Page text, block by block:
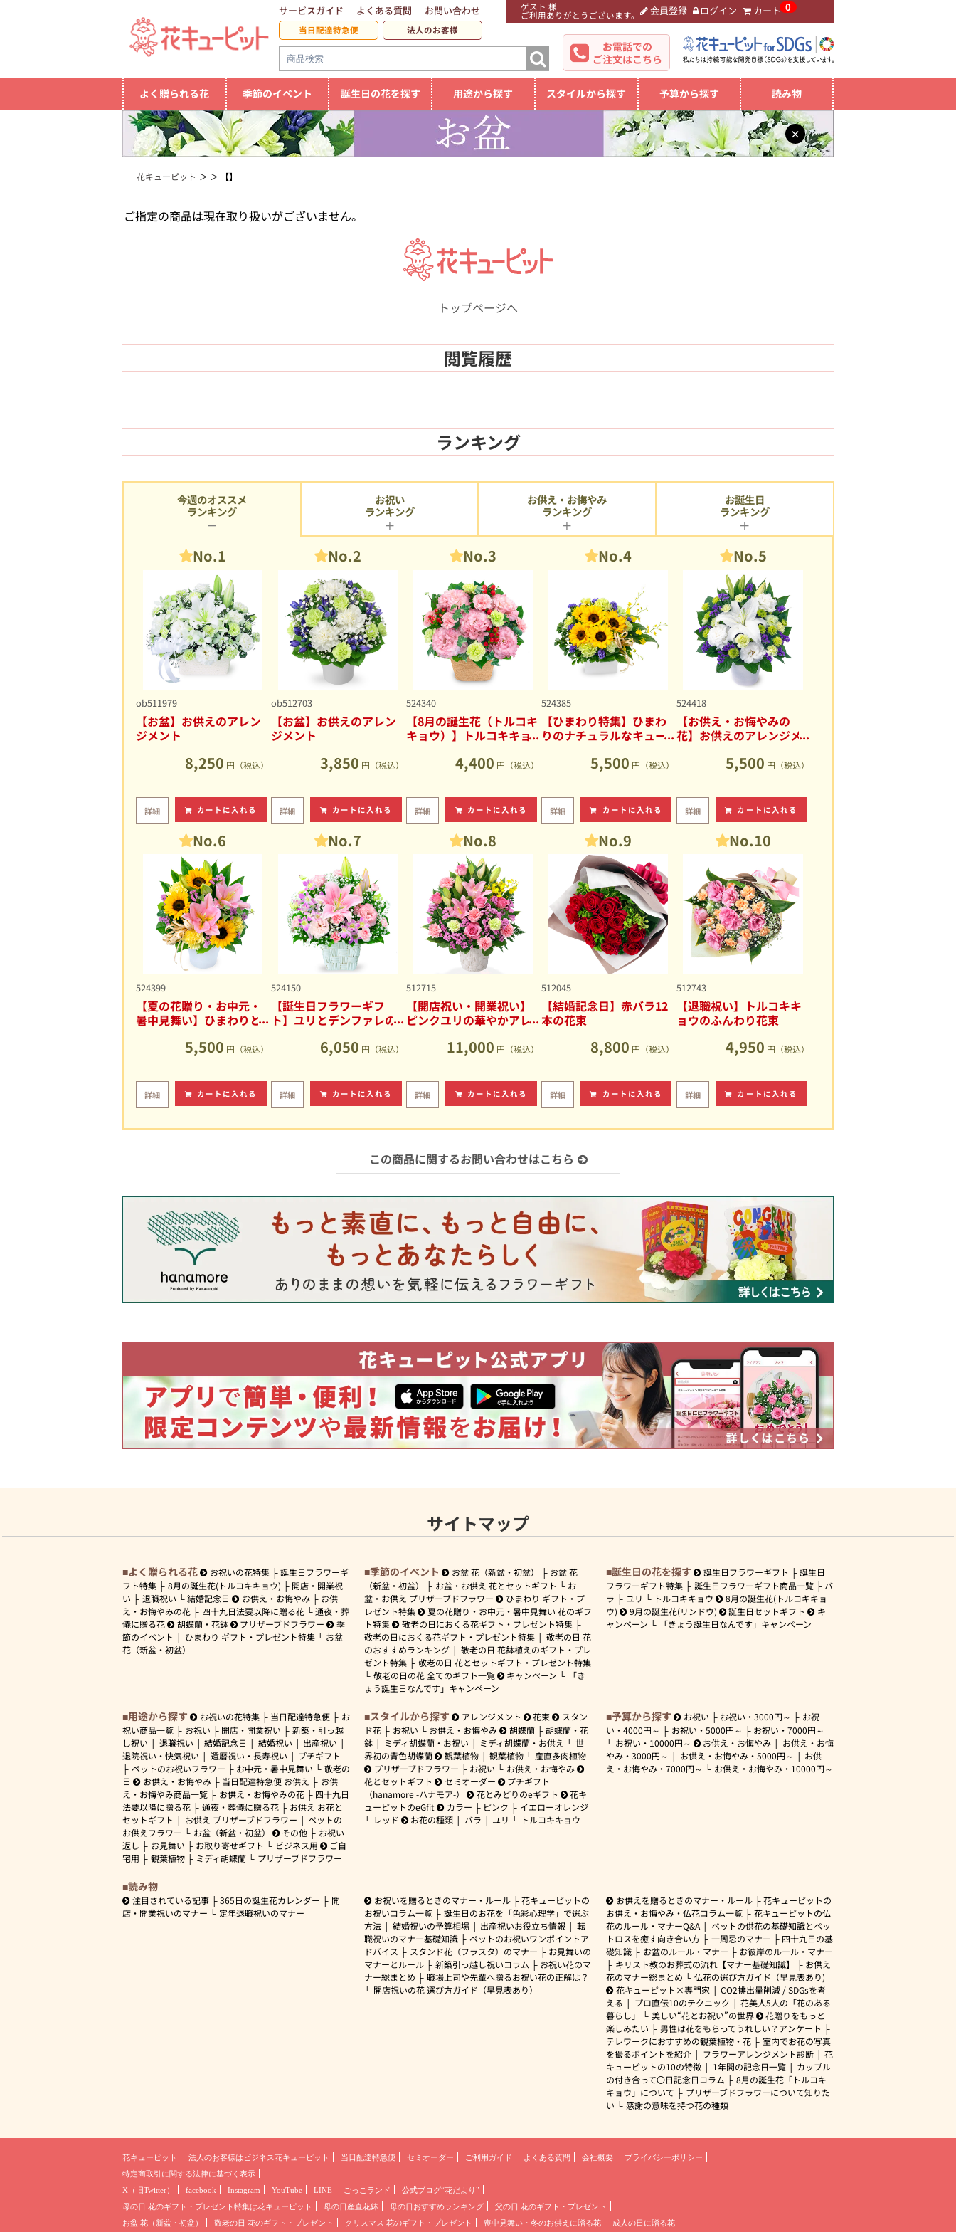
ゲスト 様
ご利用ありがとうございます。 会員登録 ログイン カート 0
サービスガイド よくある質問 お問い合わせ
当日配達特急便 法人のお客様
お電話での
ご注文はこちら
よく贈られる花 季節のイベント 誕生日の花を探す 用途から探す スタイルから探す 予算から探す 読み物
×
花キューピット 【】
ご指定の商品は現在取り扱いがございません。
トップページへ
閲覧履歴
ランキング
今週のオススメ
ランキング
No.1
ob511979
【お盆】お供えのアレン
ジメント
8,250 円（税込）
詳細 カートに入れる
No.2
ob512703
【お盆】お供えのアレン
ジメント
3,850 円（税込）
詳細 カートに入れる
No.3
524340
【8月の誕生花（トルコキ
キョウ）】トルコキキョ
4,400 円（税込）
詳細 カートに入れる
No.4
524385
【ひまわり特集】ひまわ
りのナチュラルなキュー
5,500 円（税込）
詳細 カートに入れる
No.5
524418
【お供え・お悔やみの
花】お供えのアレンジメ
5,500 円（税込）
詳細 カートに入れる
No.6
524399
【夏の花贈り・お中元・
暑中見舞い】ひまわりと
5,500 円（税込）
詳細 カートに入れる
No.7
524150
【誕生日フラワーギフ
ト】ユリとデンファレの
6,050 円（税込）
詳細 カートに入れる
No.8
512715
【開店祝い・開業祝い】
ピンクユリの華やかアレ
11,000 円（税込）
詳細 カートに入れる
No.9
512045
【結婚記念日】赤バラ12
本の花束
8,800 円（税込）
詳細 カートに入れる
No.10
512743
【退職祝い】トルコキキ
ョウのふんわり花束
4,950 円（税込）
詳細 カートに入れる
お祝い
ランキング
お供え・お悔やみ
ランキング
お誕生日
ランキング
この商品に関するお問い合わせはこちら
サイトマップ
よく贈られる花 お祝いの花特集
誕生日フラワーギ
フト特集
8月の誕生花(トルコキキョウ)
開店・開業祝
い
退職祝い 結婚記念日 お供え・お悔やみ
お供
え・お悔やみの花
四十九日法要以降に贈る花
通夜・葬
儀に贈る花
胡蝶蘭・花鉢 プリザーブドフラワー
季
節のイベント
ひまわり ギフト・プレゼント特集
お盆
花（新盆・初盆）
季節のイベント お盆 花（新盆・初盆）
お盆 花
（新盆・初盆）
お盆・お供え 花とセットギフト
お
盆・お供え プリザーブドフラワー
ひまわり ギフト・プ
レゼント特集
夏の花贈り・お中元・暑中見舞い 花のギフ
ト特集
敬老の日におくる花ギフト・プレゼント特集
敬老の日におくる花ギフト・プレゼント特集
敬老の日 花
のおすすめランキング
敬老の日 花鉢植えのギフト・プレ
ゼント特集
敬老の日 花とセットギフト・プレゼント特集
敬老の日の花 全てのギフト一覧
キャンペーン
「き
ょう誕生日なんです」キャンペーン
誕生日の花を探す 誕生日フラワーギフト
誕生日
フラワーギフト特集
誕生日フラワーギフト商品一覧
バ
ラ
ユリ トルコキキョウ
8月の誕生花(トルコキキョ
ウ)
9月の誕生花(リンドウ) 誕生日セットギフト
キ
ャンペーン
「きょう誕生日なんです」キャンペーン
用途から探す お祝いの花特集 当日配達特急便
お
祝い商品一覧
お祝い 開店・開業祝い
新築・引っ越
し祝い
退職祝い 結婚記念日 結婚祝い
出産祝い
退院祝い・快気祝い
還暦祝い・長寿祝い
プチギフト
ペットのお祝いフラワー
お中元・暑中見舞い
敬老の
日
お供え・お悔やみ 当日配達特急便 お供え
お供
え・お悔やみ商品一覧
お供え・お悔やみの花
四十九日
法要以降に贈る花
通夜・葬儀に贈る花
お供え お花と
セットギフト
お供え プリザーブドフラワー
ペットの
お供えフラワー
お盆（新盆・初盆） その他
お祝い
返し
お見舞い お取り寄せギフト ビジネス用
ご自
宅用
観葉植物 ミディ胡蝶蘭 プリザーブドフラワー
スタイルから探す アレンジメント 花束
スタン
ド花
お祝い お供え・お悔やみ 胡蝶蘭
胡蝶蘭・花
鉢
ミディ胡蝶蘭・お祝い ミディ胡蝶蘭・お供え
世
界初の青色胡蝶蘭
観葉植物 観葉植物
産直多肉植物
プリザーブドフラワー
お祝い
お供え・お悔やみ
花とセットギフト
セミオーダー
プチギフト
（hanamore -ハナモア-）
花とみどりのeギフト
花キ
ューピットのeGfit
カラー ピンク
イエローオレンジ
レッド
お花の種類 バラ ユリ トルコキキョウ
予算から探す お祝い お祝い・3000円～
お祝
い・ 4000円～ お祝い・ 5000円～ お祝い・7000円～
お祝い・ 10000円～ お供え・お悔やみ
お供え・お悔
やみ・ 3000円～ お供え・お悔やみ・ 5000円～
お供
え・お悔やみ・ 7000円～ お供え・お悔やみ・ 10000円～
読み物
注目されている記事 365日の誕生花カレンダー
開
店・開業祝いのマナー
定年退職祝いのマナー
お祝いを贈るときのマナー・ルール
花キューピットの
お祝いコラム一覧
誕生日のお花を「色彩心理学」で選ぶ
方法
結婚祝いの予算相場 出産祝いお役立ち情報
転
職祝いのマナー基礎知識
ペットのお祝いワンポイントア
ドバイス
スタンド花（フラスタ）のマナー
お見舞いの
マナーとルール
新築引っ越し祝いコラム
お祝い花のマ
ナー総まとめ
職場上司や先輩へ贈るお祝い花の正解は？
開店祝いの花 選び方ガイド（早見表あり）
お供えを贈るときのマナー・ルール
花キューピットの
お供え・お悔やみ・仏花コラム一覧
花キューピットの仏
花のルール・マナーQ&A
ペットの供花の基礎知識とペッ
トロスを癒す向き合い方
一周忌のマナー
四十九日の基
礎知識
お盆のルール・マナー
お彼岸のルール・マナー
キリスト教のお葬式の流れ【マナー基礎知識】
お供え
花のマナー総まとめ
仏花の選び方ガイド（早見表あり)
花キューピット×専門家
CO2排出量削減 / SDGsを考
える
プロ直伝10のテクニック
花美人5人の「花のある
暮らし」
美しい“花とお祝い”の世界
花贈りをもっと
楽しみたい
男性は花をもらってうれしい？アンケート
テレワークにおすすめの観葉植物・花
室内でお花の写真
を撮るポイントを紹介
フラワーアレンジメント診断
花
キューピットの10の特徴
1年間の記念日一覧
カップル
の付き合って〇日記念日コラム
8月の誕生花「トルコキ
キョウ」について
プリザーブドフラワーについて知りた
い
感謝の意味を持つ花の種類
花キューピット 法人のお客様は ビジネス花キューピット 当日配達特急便 セミオーダー ご利用ガイド よくある質問 会社概要
プライバシーポリシー
特定商取引に関する法律に基づく表示
X（旧Twitter）
facebook Instagram YouTube LINE ごっこランド
公式ブログ“花だより”
母の日 花のギフト・プレゼント 特集は花キューピット 母の日産直花鉢 母の日おすすめランキング
父の日 花のギフト・プレゼント
お盆 花（新盆・初盆）
敬老の日 花のギフト・プレゼント クリスマス 花のギフト・プレゼント 喪中見舞い・冬のお供えに贈る花 成人の日に贈る花